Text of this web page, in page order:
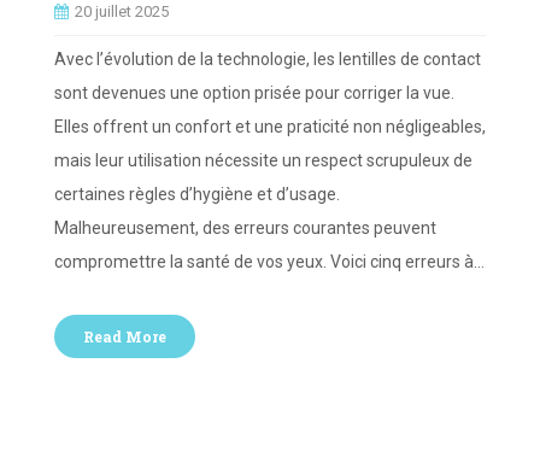
20 juillet 2025
Avec l’évolution de la technologie, les lentilles de contact
sont devenues une option prisée pour corriger la vue.
Elles offrent un confort et une praticité non négligeables,
mais leur utilisation nécessite un respect scrupuleux de
certaines règles d’hygiène et d’usage.
Malheureusement, des erreurs courantes peuvent
compromettre la santé de vos yeux. Voici cinq erreurs à…
Read More